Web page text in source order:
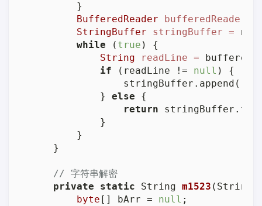
        }
BufferedReader
bufferedReader
StringBuffer
stringBuffer =
new
while ( true ) {
String
readLine =
if (readLine != null ) {
            }
else {
return
            }
        }
    }
// 字符串解密
private
static String m1523 (String
byte [] bArr = null ;